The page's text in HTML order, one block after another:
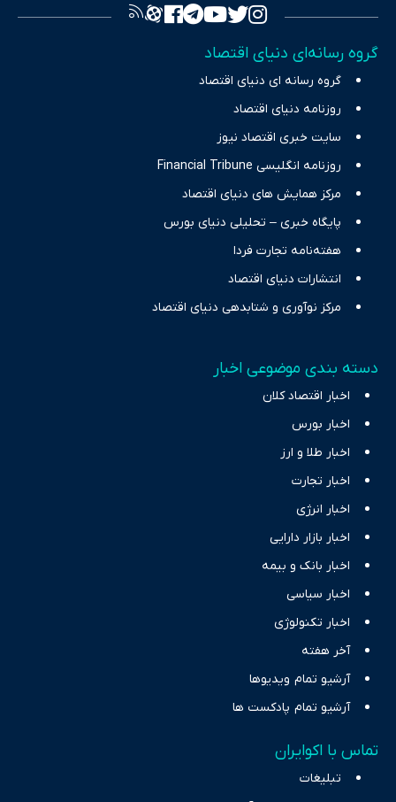
تصویری شفاف از واقعیت‌های اقتصادی ارائه دهد. ما در اکوایران با
چالش‌های فقر و بیکاری را جست‌وجو کرده و در کنار تحلیل آمارها،
نیازهای خبری مخاطبان در حوزه‌های اثرگذار بر اقتصاد را با رویکردی
حرفه‌ای و روزآمد پوشش می‌دهیم.
گروه رسانه‌ای دنیای اقتصاد
گروه رسانه ای دنیای اقتصاد
روزنامه دنیای اقتصاد
سایت خبری اقتصاد نیوز
روزنامه انگلیسی Financial Tribune
مرکز همایش های دنیای اقتصاد
پایگاه خبری – تحلیلی دنیای بورس
هفته‌نامه تجارت فردا
انتشارات دنیای اقتصاد
مرکز نوآوری و شتابدهی دنیای اقتصاد
دسته بندی موضوعی اخبار
اخبار اقتصاد کلان
اخبار بورس
اخبار طلا و ارز
اخبار تجارت
اخبار انرژی
اخبار بازار دارایی
اخبار بانک و بیمه
اخبار سیاسی
اخبار تکنولوژی
آخر هفته
آرشیو تمام ویدیوها
آرشیو تمام پادکست ها
تماس با اکوایران
تبلیغات